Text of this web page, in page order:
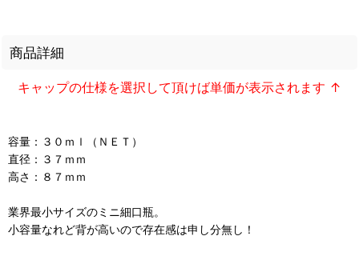
商品詳細
キャップの仕様を選択して頂けば単価が表示されます ↑
容量：３０ｍｌ（ＮＥＴ）
直径：３７ｍｍ
高さ：８７ｍｍ
業界最小サイズのミニ細口瓶。
小容量なれど背が高いので存在感は申し分無し！